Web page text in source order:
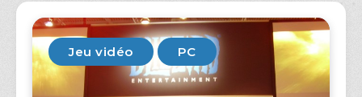
Jeu vidéo PC